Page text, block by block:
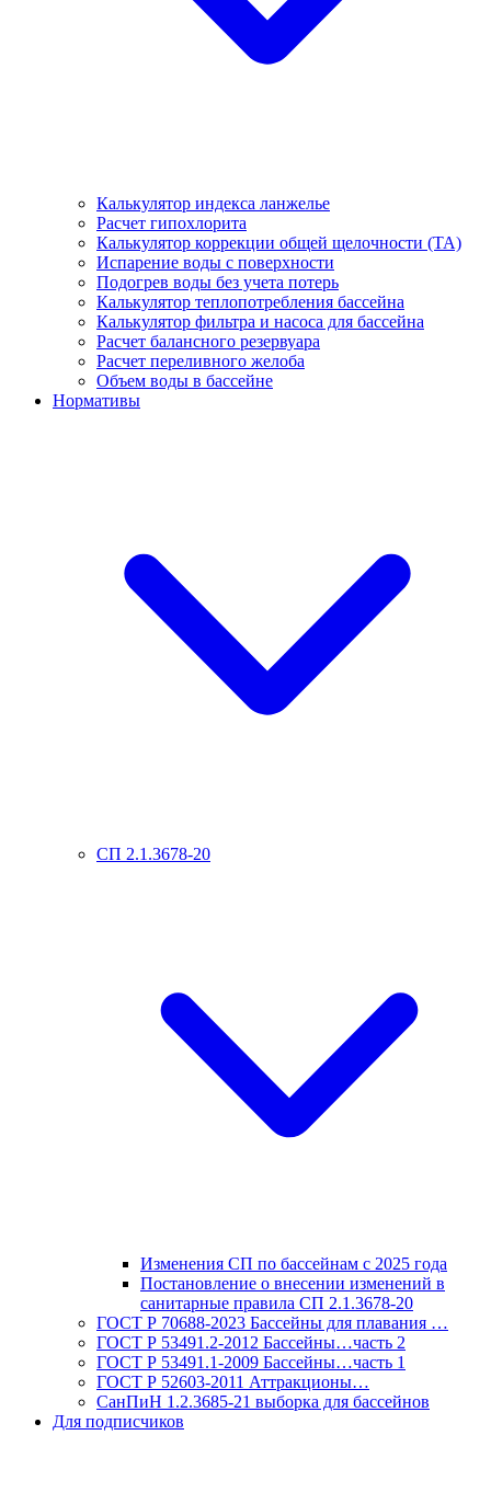
Калькулятор индекса ланжелье
Расчет гипохлорита
Калькулятор коррекции общей щелочности (TA)
Испарение воды с поверхности
Подогрев воды без учета потерь
Калькулятор теплопотребления бассейна
Калькулятор фильтра и насоса для бассейна
Расчет балансного резервуара
Расчет переливного желоба
Объем воды в бассейне
Нормативы
СП 2.1.3678-20
Изменения СП по бассейнам с 2025 года
Постановление о внесении изменений в
санитарные правила СП 2.1.3678-20
ГОСТ Р 70688-2023 Бассейны для плавания …
ГОСТ Р 53491.2-2012 Бассейны…часть 2
ГОСТ Р 53491.1-2009 Бассейны…часть 1
ГОСТ Р 52603-2011 Аттракционы…
СанПиН 1.2.3685-21 выборка для бассейнов
Для подписчиков